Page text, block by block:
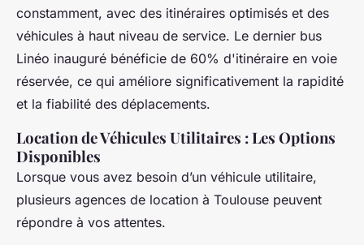
constamment, avec des itinéraires optimisés et des
véhicules à haut niveau de service. Le dernier bus
Linéo inauguré bénéficie de 60% d'itinéraire en voie
réservée, ce qui améliore significativement la rapidité
et la fiabilité des déplacements.
Location de Véhicules Utilitaires : Les Options
Disponibles
Lorsque vous avez besoin d’un véhicule utilitaire,
plusieurs agences de location à Toulouse peuvent
répondre à vos attentes.